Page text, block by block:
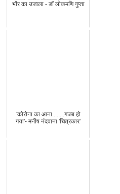
भोंर का उजाला - डॉ लोकमणि गुप्ता
'कोरोना का आना........गजब हो
गया'- मनीष नंदवाना 'चित्रकार'